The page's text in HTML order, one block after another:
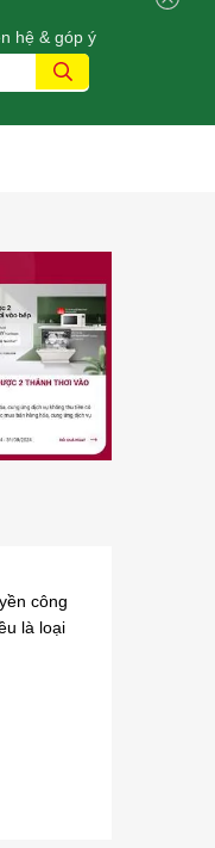
hệ & góp ý
công
là loại